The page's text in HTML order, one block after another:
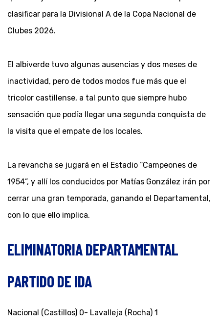
clasificar para la Divisional A de la Copa Nacional de
Clubes 2026.
El albiverde tuvo algunas ausencias y dos meses de
inactividad, pero de todos modos fue más que el
tricolor castillense, a tal punto que siempre hubo
sensación que podía llegar una segunda conquista de
la visita que el empate de los locales.
La revancha se jugará en el Estadio “Campeones de
1954”, y allí los conducidos por Matías González irán por
cerrar una gran temporada, ganando el Departamental,
con lo que ello implica.
ELIMINATORIA DEPARTAMENTAL
PARTIDO DE IDA
Nacional (Castillos) 0- Lavalleja (Rocha) 1